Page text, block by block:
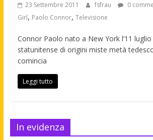
23 Settembre 2011 fsfrau 0
Girl, Paolo Connor, Televisione
Connor Paolo nato a New York l’11
statunitense di origini miste metà
comincia
Leggi tutto
In evidenza